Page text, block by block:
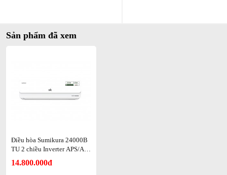
Sản phẩm đã xem
Điều hòa Sumikura 24000B
TU 2 chiều Inverter APS/AP
O-H240/TOKYO
14.800.000đ